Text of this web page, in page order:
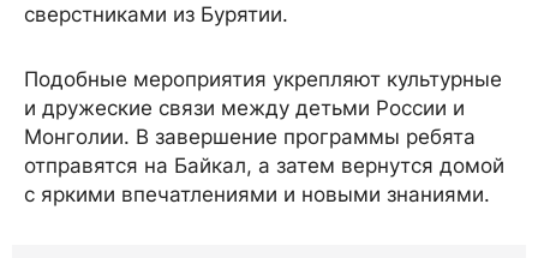
сверстниками из Бурятии.
Подобные мероприятия укрепляют культурные
и дружеские связи между детьми России и
Монголии. В завершение программы ребята
отправятся на Байкал, а затем вернутся домой
с яркими впечатлениями и новыми знаниями.